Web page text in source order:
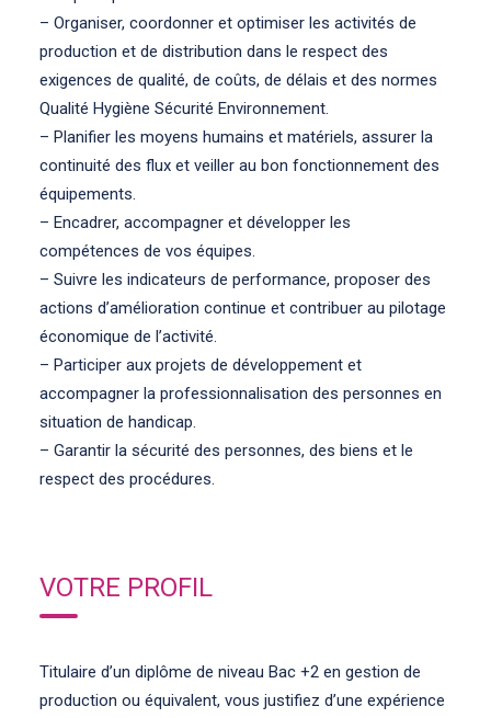
– Organiser, coordonner et optimiser les activités de
production et de distribution dans le respect des
exigences de qualité, de coûts, de délais et des normes
Qualité Hygiène Sécurité Environnement.
– Planifier les moyens humains et matériels, assurer la
continuité des flux et veiller au bon fonctionnement des
équipements.
– Encadrer, accompagner et développer les
compétences de vos équipes.
– Suivre les indicateurs de performance, proposer des
actions d’amélioration continue et contribuer au pilotage
économique de l’activité.
– Participer aux projets de développement et
accompagner la professionnalisation des personnes en
situation de handicap.
– Garantir la sécurité des personnes, des biens et le
respect des procédures.
VOTRE PROFIL
Titulaire d’un diplôme de niveau Bac +2 en gestion de
production ou équivalent, vous justifiez d’une expérience